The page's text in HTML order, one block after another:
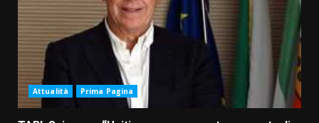
Attualità Prima Pagina